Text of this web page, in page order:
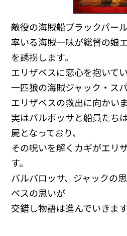
敵役の海賊船ブラックパー
率いる海賊一味が総督の娘
を誘拐します。
エリザベスに恋心を抱いて
一匹狼の海賊ジャック・ス
エリザベスの救出に向かいま
実はバルボッサと船員たち
屍となっており、
その呪いを解くカギがエリ
す。
バルバロッサ、ジャックの
ベスの思いが
交錯し物語は進んでいきます